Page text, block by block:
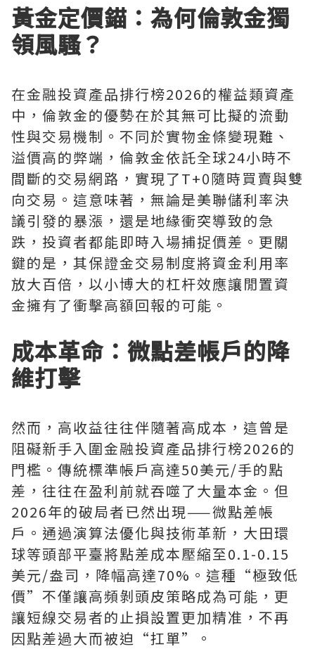
黃金定價錨：為何倫敦金獨
領風騷？
在金融投資產品排行榜2026的權益類資產
中，倫敦金的優勢在於其無可比擬的流動
性與交易機制。不同於實物金條變現難、
溢價高的弊端，倫敦金依託全球24小時不
間斷的交易網路，實現了T+0隨時買賣與雙
向交易。這意味著，無論是美聯儲利率決
議引發的暴漲，還是地緣衝突導致的急
跌，投資者都能即時入場捕捉價差。更關
鍵的是，其保證金交易制度將資金利用率
放大百倍，以小博大的杠杆效應讓閒置資
金擁有了衝擊高額回報的可能。
成本革命：微點差帳戶的降
維打擊
然而，高收益往往伴隨著高成本，這曾是
阻礙新手入圍金融投資產品排行榜2026的
門檻。傳統標準帳戶高達50美元/手的點
差，往往在盈利前就吞噬了大量本金。但
2026年的破局者已然出現——微點差帳
戶。通過演算法優化與技術革新，大田環
球等頭部平臺將點差成本壓縮至0.1-0.15
美元/盎司，降幅高達70%。這種“極致低
價”不僅讓高頻剝頭皮策略成為可能，更
讓短線交易者的止損設置更加精准，不再
因點差過大而被迫“扛單”。